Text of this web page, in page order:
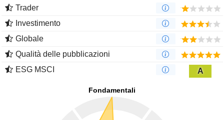
Trader
Investimento
Globale
Qualità delle pubblicazioni
ESG MSCI
A